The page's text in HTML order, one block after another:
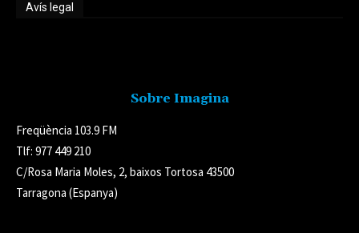
Avís legal
Sobre Imagina
Freqüència 103.9 FM
Tlf: 977 449 210
C/Rosa Maria Moles, 2, baixos Tortosa 43500
Tarragona (Espanya)